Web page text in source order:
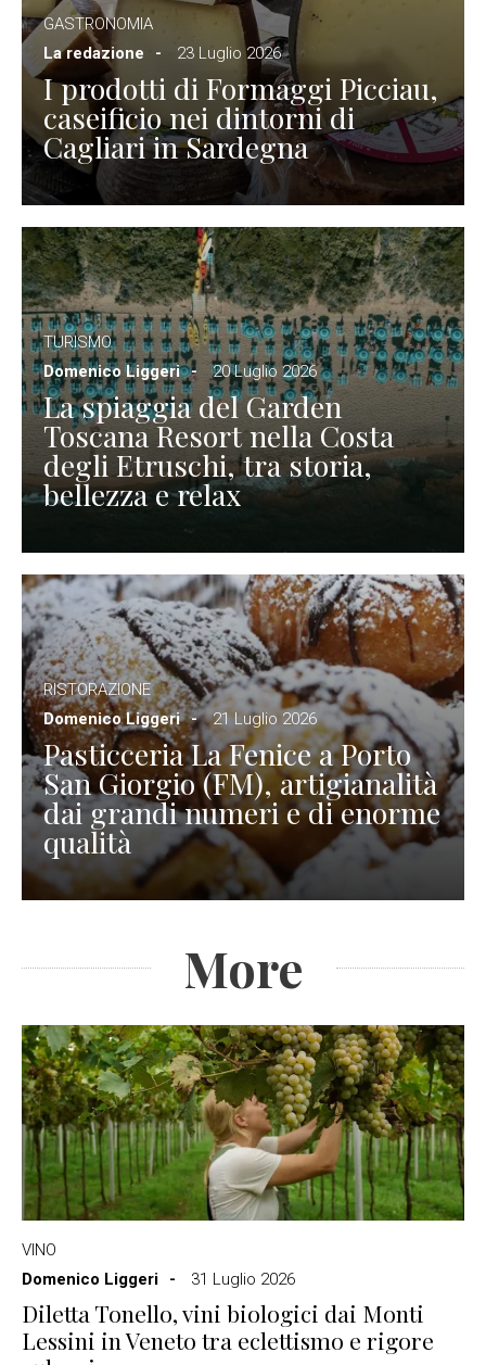
GASTRONOMIA
La redazione
23 Luglio 2026
I prodotti di Formaggi Picciau,
caseificio nei dintorni di
Cagliari in Sardegna
TURISMO
Domenico Liggeri
20 Luglio 2026
La spiaggia del Garden
Toscana Resort nella Costa
degli Etruschi, tra storia,
bellezza e relax
RISTORAZIONE
Domenico Liggeri
21 Luglio 2026
Pasticceria La Fenice a Porto
San Giorgio (FM), artigianalità
dai grandi numeri e di enorme
qualità
More
VINO
Domenico Liggeri
31 Luglio 2026
Diletta Tonello, vini biologici dai Monti
Lessini in Veneto tra eclettismo e rigore